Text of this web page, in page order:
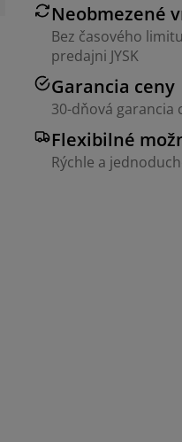
Neobmezené
Bez časového
predajni JYSK
Garancia ceny
30-dňová garancia
Flexibilné
Rýchle a